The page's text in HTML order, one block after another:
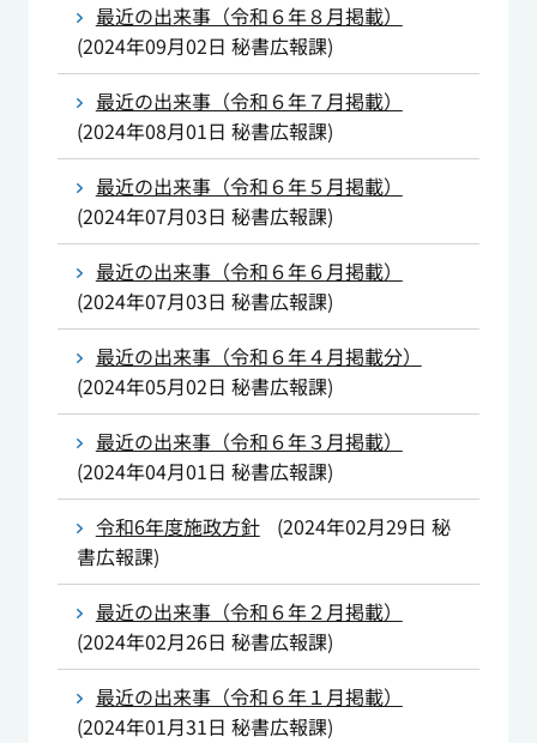
最近の出来事（令和６年８月掲載）
(2024年09月02日 秘書広報課)
最近の出来事（令和６年７月掲載）
(2024年08月01日 秘書広報課)
最近の出来事（令和６年５月掲載）
(2024年07月03日 秘書広報課)
最近の出来事（令和６年６月掲載）
(2024年07月03日 秘書広報課)
最近の出来事（令和６年４月掲載分）
(2024年05月02日 秘書広報課)
最近の出来事（令和６年３月掲載）
(2024年04月01日 秘書広報課)
令和6年度施政方針
(2024年02月29日 秘
書広報課)
最近の出来事（令和６年２月掲載）
(2024年02月26日 秘書広報課)
最近の出来事（令和６年１月掲載）
(2024年01月31日 秘書広報課)